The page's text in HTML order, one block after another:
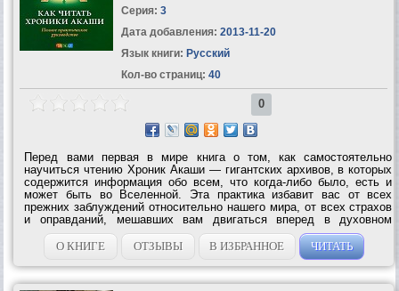
Серия: 3
Дата добавления: 2013-11-20
Язык книги: Русский
Кол-во страниц: 40
0
Перед вами первая в мире книга о том, как самостоятельно
научиться чтению Хроник Акаши — гигантских архивов, в которых
содержится информация обо всем, что когда-либо было, есть и
может быть во Вселенной. Эта практика избавит вас от всех
прежних заблуждений относительно нашего мира, от всех страхов
и оправданий, мешавших вам двигаться вперед в духовном
развитии. Поскольку Хроники Акаши — это не физическое место,
а один из уровней...
О КНИГЕ ОТЗЫВЫ В ИЗБРАННОЕ ЧИТАТЬ